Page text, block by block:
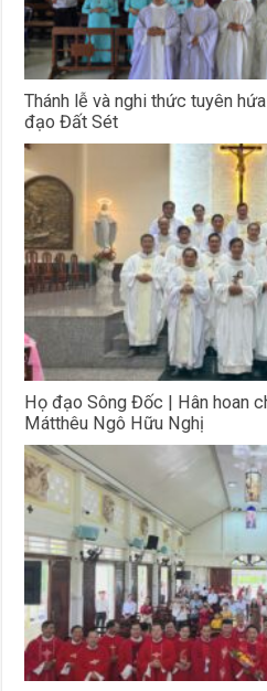
Thánh lễ và nghi thức tuyên
đạo Đất Sét
Họ đạo Sông Đốc | Hân hoan
Mátthêu Ngô Hữu Nghị